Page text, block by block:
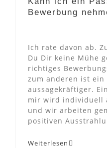
Bewerbung
Ich rate davon ab.
Du Dir keine Mühe
richtiges
zum anderen ist ein
aussagekräftiger.
mir wird individuell
und wir arbeiten
positiven
Weiterlesen